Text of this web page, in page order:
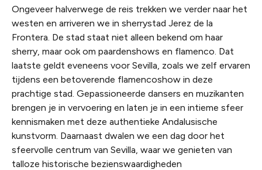
Ongeveer halverwege de reis trekken we verder naar het
westen en arriveren we in sherrystad Jerez de la
Frontera. De stad staat niet alleen bekend om haar
sherry, maar ook om paardenshows en flamenco. Dat
laatste geldt eveneens voor Sevilla, zoals we zelf ervaren
tijdens een betoverende flamencoshow in deze
prachtige stad. Gepassioneerde dansers en muzikanten
brengen je in vervoering en laten je in een intieme sfeer
kennismaken met deze authentieke Andalusische
kunstvorm. Daarnaast dwalen we een dag door het
sfeervolle centrum van Sevilla, waar we genieten van
talloze historische bezienswaardigheden